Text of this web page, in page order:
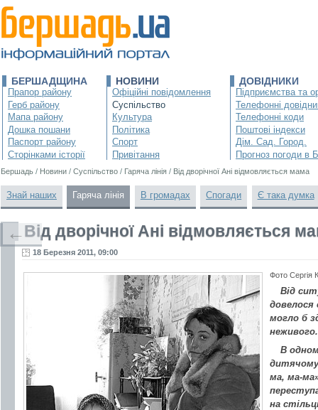
БЕРШАДЩИНА
Прапор району
Герб району
Мапа району
Дошка пошани
Паспорт району
Сторінками історії
НОВИНИ
Офіційні повідомлення
Суспільство
Культура
Політика
Спорт
Привітання
ДОВІДНИКИ
Підприємства та
Телефонні
Телефонні коди
Поштові індекси
Дім. Сад. Город.
Прогноз погоди в
Бершадь / Новини / Суспільство / Гаряча лінія / Від дворічної Ані відмовляється мама
Знай наших Гаряча лінія В громадах Спогади Є така думка
Від дворічної Ані відмовляється
18 Березня 2011, 09:00
Фото Сергія
Від
могло б
неживого.
В
ма, ма-
на
←